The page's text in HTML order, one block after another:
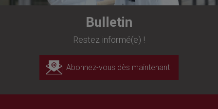
Bulletin
Restez informé(e) !
Abonnez-vous dès maintenant